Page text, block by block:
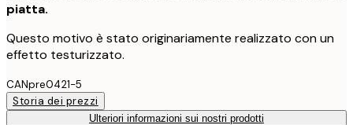
piatta.
Questo motivo è stato originariamente realizzato con un
effetto testurizzato.
CANpre0421-5
Storia dei prezzi
Ulteriori informazioni sui nostri prodotti